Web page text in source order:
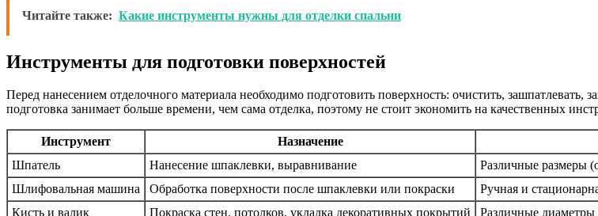
Читайте также: Какие инструменты нужны для отделки спальни
Инструменты для подготовки поверхностей
Перед нанесением отделочного материала необходимо подготовить поверхность: очистить,
подготовка занимает больше времени, чем сама отделка, поэтому не стоит экономить на качественных
Инструмент Назначение
Шпатель
Нанесение шпаклевки, выравнивание
Различные размеры
Шлифовальная машина
Обработка поверхности после шпаклевки или покраски
Ручная и
Кисть и валик
Покраска стен, потолков, укладка декоративных покрытий Различные диаметры